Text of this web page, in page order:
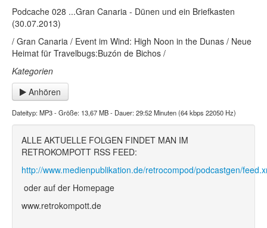
Podcache 028 ...Gran Canaria - Dünen und ein Briefkasten
(30.07.2013)
/ Gran Canaria / Event im Wind: High Noon in the Dunas / Neue
Heimat für Travelbugs:Buzón de Bichos /
Kategorien
Anhören
Dateityp: MP3 - Größe: 13,67 MB - Dauer: 29:52 Minuten (64 kbps 22050 Hz)
ALLE AKTUELLE FOLGEN FINDET MAN IM
RETROKOMPOTT RSS FEED:
http://www.medienpublikation.de/retrocompod/podcastgen/
oder auf der Homepage
www.retrokompott.de